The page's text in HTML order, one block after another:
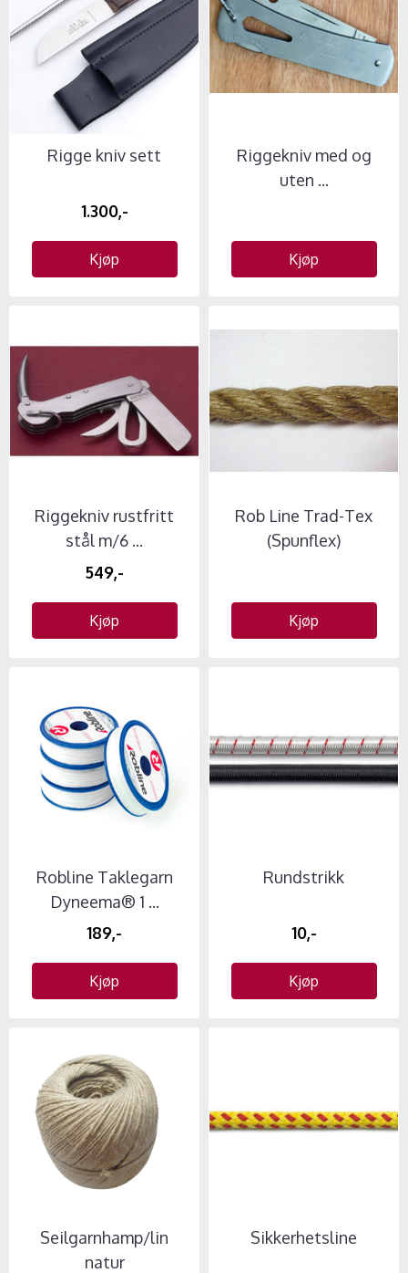
Rigge kniv sett
1.300,-
Kjøp
Riggekniv med og
uten ...
Kjøp
Riggekniv rustfritt
stål m/6 ...
549,-
Kjøp
Rob Line Trad-Tex
(Spunflex)
Kjøp
Robline Taklegarn
Dyneema® 1 ...
189,-
Kjøp
Rundstrikk
10,-
Kjøp
Seilgarnhamp/lin
natur
Sikkerhetsline